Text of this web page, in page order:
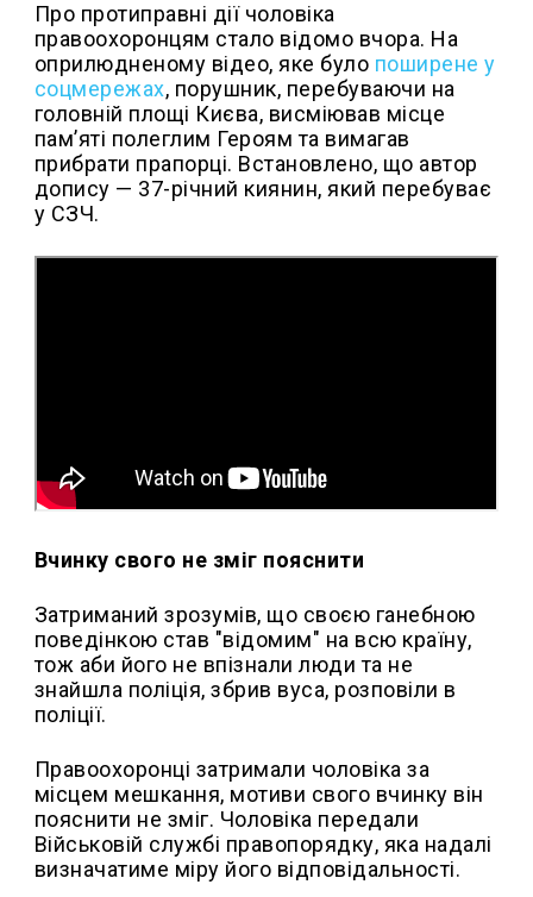
Про протиправні дії чоловіка
правоохоронцям стало відомо вчора. На
оприлюдненому відео, яке було поширене у
соцмережах, порушник, перебуваючи на
головній площі Києва, висміював місце
пам’яті полеглим Героям та вимагав
прибрати прапорці. Встановлено, що автор
допису — 37-річний киянин, який перебуває
у СЗЧ.
Вчинку свого не зміг пояснити
Затриманий зрозумів, що своєю ганебною
поведінкою став "відомим" на всю країну,
тож аби його не впізнали люди та не
знайшла поліція, збрив вуса, розповіли в
поліції.
Правоохоронці затримали чоловіка за
місцем мешкання, мотиви свого вчинку він
пояснити не зміг. Чоловіка передали
Військовій службі правопорядку, яка надалі
визначатиме міру його відповідальності.